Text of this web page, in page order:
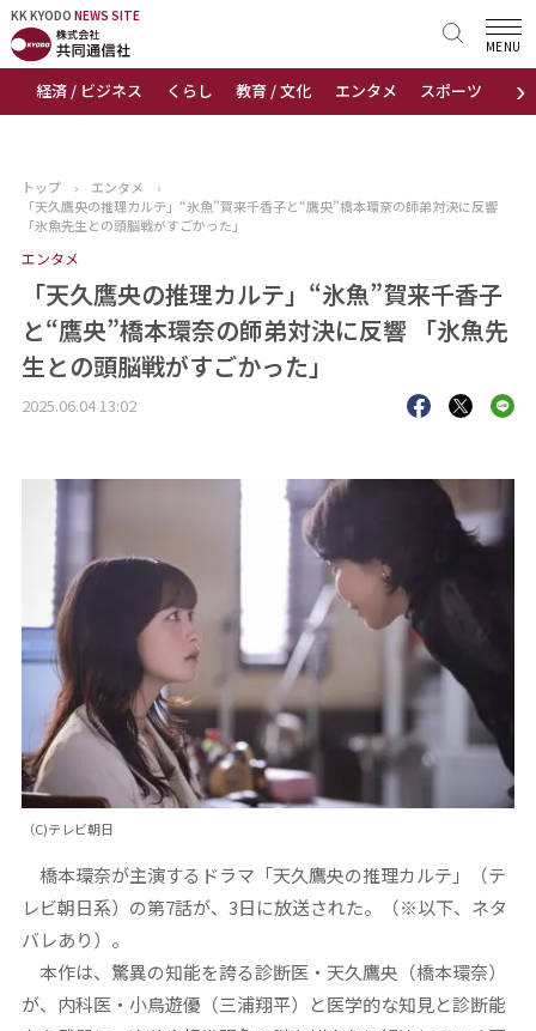
KK KYODO NEWS SITE
›
経済 / ビジネス くらし 教育 / 文化 エンタメ スポーツ 地域
MENU
KK KYODONEWS SITE
トップページ
ニュース
おすすめコンテンツ
出版物
会社概要
トップ › エンタメ
›
「天久鷹央の推理カルテ」“氷魚”賀来千香子と“鷹央”橋本環奈の師弟対決に反響
「氷魚先生との頭脳戦がすごかった」
エンタメ
「天久鷹央の推理カルテ」“氷魚”賀来千香子
と“鷹央”橋本環奈の師弟対決に反響 「氷魚先
生との頭脳戦がすごかった」
2025.06.04 13:02
（C)テレビ朝日
橋本環奈が主演するドラマ「天久鷹央の推理カルテ」（テ
レビ朝日系）の第7話が、3日に放送された。（※以下、ネタ
バレあり）。
本作は、驚異の知能を誇る診断医・天久鷹央（橋本環奈）
が、内科医・小鳥遊優（三浦翔平）と医学的な知見と診断能